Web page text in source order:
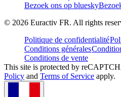
Bezoek ons op bluesky
© 2026 Euractiv FR. All rights
Politique de confidentialité
Conditions générales
Conditions de vente
This site is protected by
Policy and Terms of Service apply.